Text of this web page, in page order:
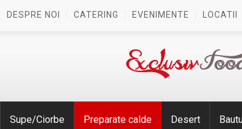
DESPRE NOI CATERING EVENIMENTE LOCATII
Supe/Ciorbe Preparate calde Desert